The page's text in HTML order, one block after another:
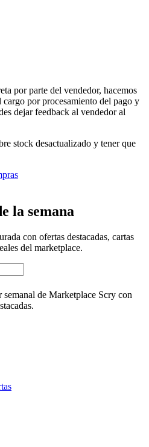
por parte del vendedor, hacemos
por procesamiento del pago y
dejar feedback al vendedor al
stock desactualizado y tener que
la semana
con ofertas destacadas, cartas
del marketplace.
de Marketplace Scry con